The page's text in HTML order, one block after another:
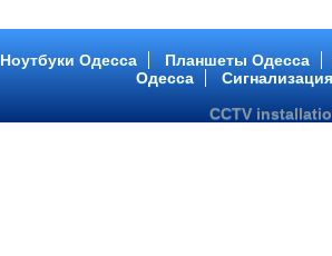
Ноутбуки Одесса Планшеты Одесса
Одесса
CCTV